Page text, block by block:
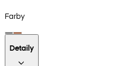
Farby
Detaily